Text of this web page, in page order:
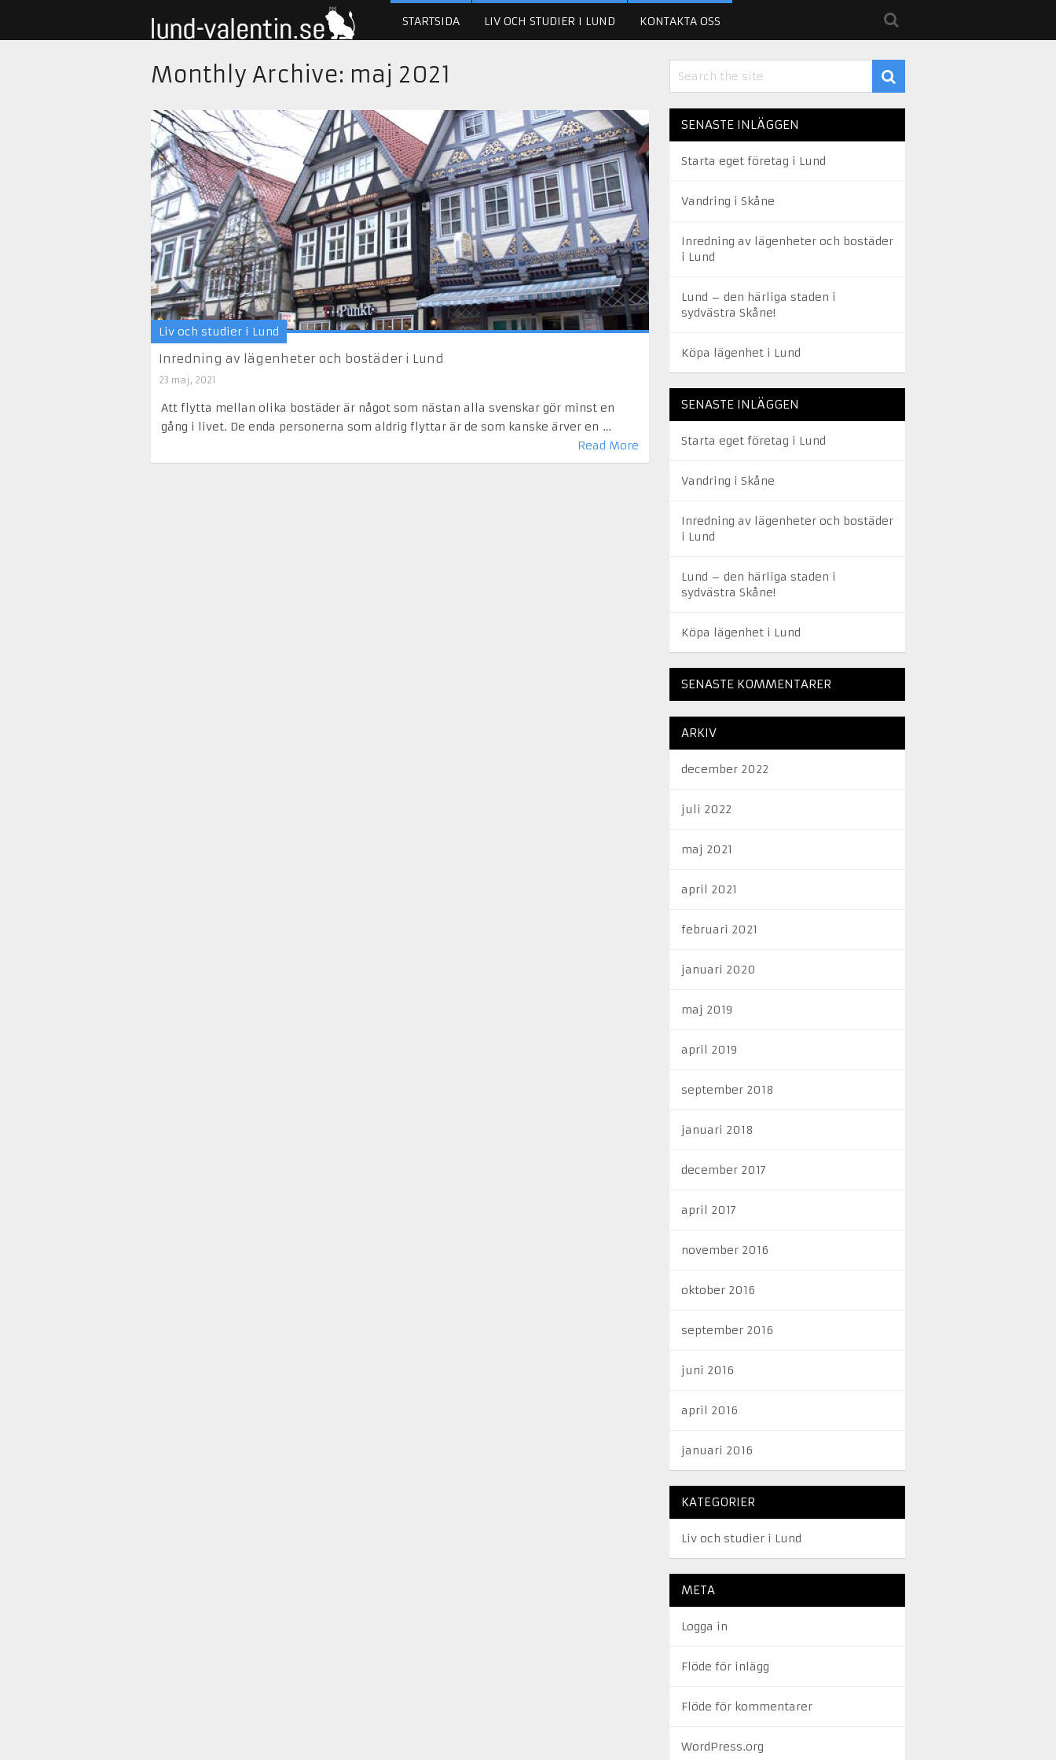
STARTSIDA LIV OCH STUDIER I LUND KONTAKTA OSS
Monthly Archive: maj 2021
Liv och studier i Lund
Inredning av lägenheter och bostäder i Lund
23 maj, 2021
Att flytta mellan olika bostäder är något som nästan alla svenskar gör minst en
gång i livet. De enda personerna som aldrig flyttar är de som kanske ärver en …
Read More
SENASTE INLÄGGEN
Starta eget företag i Lund
Vandring i Skåne
Inredning av lägenheter och bostäder
i Lund
Lund – den härliga staden i
sydvästra Skåne!
Köpa lägenhet i Lund
SENASTE INLÄGGEN
Starta eget företag i Lund
Vandring i Skåne
Inredning av lägenheter och bostäder
i Lund
Lund – den härliga staden i
sydvästra Skåne!
Köpa lägenhet i Lund
SENASTE KOMMENTARER
ARKIV
december 2022
juli 2022
maj 2021
april 2021
februari 2021
januari 2020
maj 2019
april 2019
september 2018
januari 2018
december 2017
april 2017
november 2016
oktober 2016
september 2016
juni 2016
april 2016
januari 2016
KATEGORIER
Liv och studier i Lund
META
Logga in
Flöde för inlägg
Flöde för kommentarer
WordPress.org